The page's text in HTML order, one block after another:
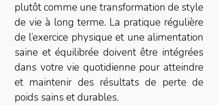
plutôt comme une transformation de style
de vie à long terme. La pratique régulière
de l’exercice physique et une alimentation
saine et équilibrée doivent être intégrées
dans votre vie quotidienne pour atteindre
et maintenir des résultats de perte de
poids sains et durables.